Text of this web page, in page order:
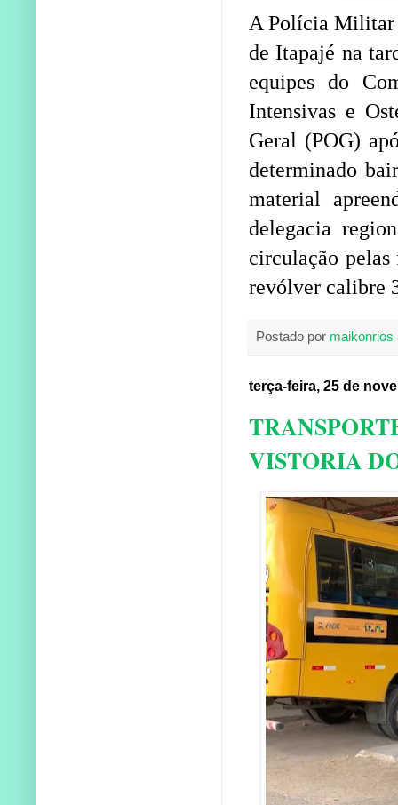
A Polícia Militar
de Itapajé na
equipes do
Intensivas e
Geral (POG)
determinado
material
delegacia
circulação pelas
revólver calibre
Postado por maikonrios
terça-feira, 25 de
VISTORIA